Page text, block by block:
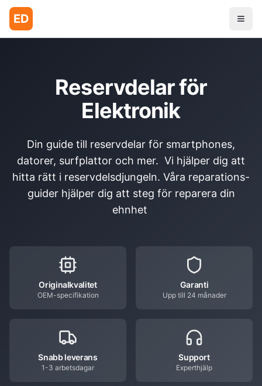
ED
Reservdelar för
Elektronik
Din guide till reservdelar för smartphones,
datorer, surfplattor och mer. Vi hjälper dig att
hitta rätt i reservdelsdjungeln. Våra reparations-
guider hjälper dig att steg för reparera din
ehnhet
Originalkvalitet
OEM-specifikation
Garanti
Upp till 24 månader
Snabb leverans
1-3 arbetsdagar
Support
Experthjälp